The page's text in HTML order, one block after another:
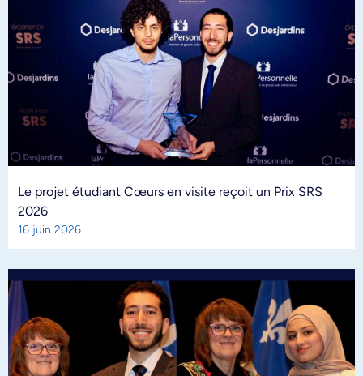
Le projet étudiant Cœurs en visite reçoit un Prix SRS
2026
16 juin 2026